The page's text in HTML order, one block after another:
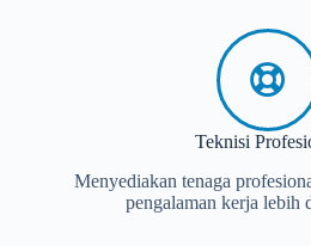
Teknisi
Menyediakan tenaga
pengalaman kerja lebih